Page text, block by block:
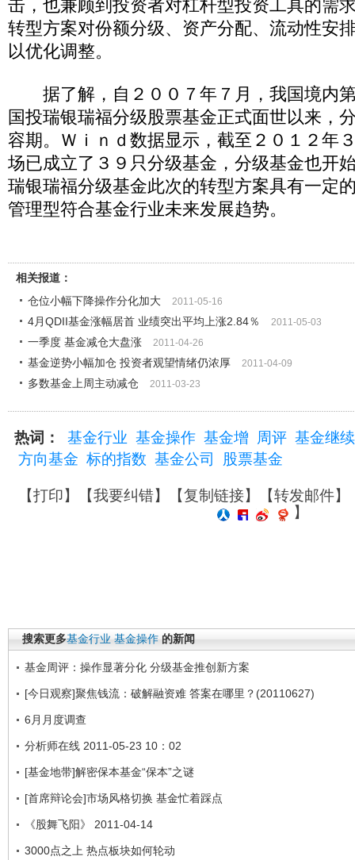
击，也兼顾到投资者对杠杆型投资工具的需
转型方案对份额分级、资产分配、流动性安
以优化调整。
据了解，自２００７年７月，我国境内
国投瑞银瑞福分级股票基金正式面世以来，
容期。Ｗｉｎｄ数据显示，截至２０１２年
场已成立了３９只分级基金，分级基金也开
瑞银瑞福分级基金此次的转型方案具有一定
管理型符合基金行业未来发展趋势。
相关报道：
仓位小幅下降操作分化加大
2011-05-16
4月QDII基金涨幅居首 业绩突出平均上涨2.84％ 2011-05-03
一季度 基金减仓大盘涨 2011-04-26
基金逆势小幅加仓 投资者观望情绪仍浓厚 2011-04-09
多数基金上周主动减仓 2011-03-23
热词： 基金行业 基金操作 基金增 周评 基金继续
方向基金 标的指数 基金公司 股票基金
【打印】【我要纠错】【复制链接】【转发邮件】
】
搜索更多基金行业 基金操作 的新闻
基金周评：操作显著分化 分级基金推创新方案
[今日观察]聚焦钱流：破解融资难 答案在哪里？(20110627)
6月月度调查
分析师在线 2011-05-23 10：02
[基金地带]解密保本基金“保本”之谜
[首席辩论会]市场风格切换 基金忙着踩点
《股舞飞阳》 2011-04-14
3000点之上 热点板块如何轮动